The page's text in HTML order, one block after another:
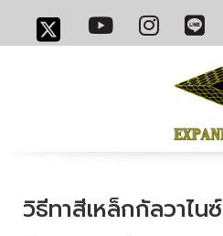
วิธีทาสีเหล็กกัลวาไนซ์